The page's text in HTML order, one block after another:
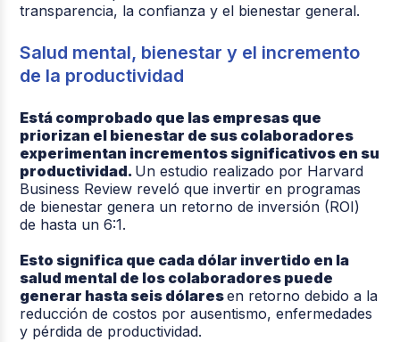
transparencia, la confianza y el bienestar general.
Salud mental, bienestar y el incremento
de la productividad
Está comprobado que las empresas que
priorizan el bienestar de sus colaboradores
experimentan incrementos significativos en su
productividad. Un estudio realizado por Harvard
Business Review reveló que invertir en programas
de bienestar genera un retorno de inversión (ROI)
de hasta un 6:1.
Esto significa que cada dólar invertido en la
salud mental de los colaboradores puede
generar hasta seis dólaresen retorno debido a la
reducción de costos por ausentismo, enfermedades
y pérdida de productividad.